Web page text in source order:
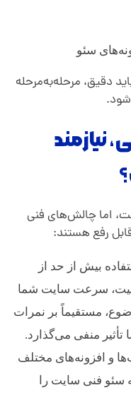
سئو
دقیق، مرحله‌به‌مرحله
شود.
نیازمند
اما چالش‌های فنی
رفع هستند:
بیش از حد از
سرعت سایت شما
مستقیماً بر نمرات
و افزونه‌های مختلف
سئو فنی سایت را